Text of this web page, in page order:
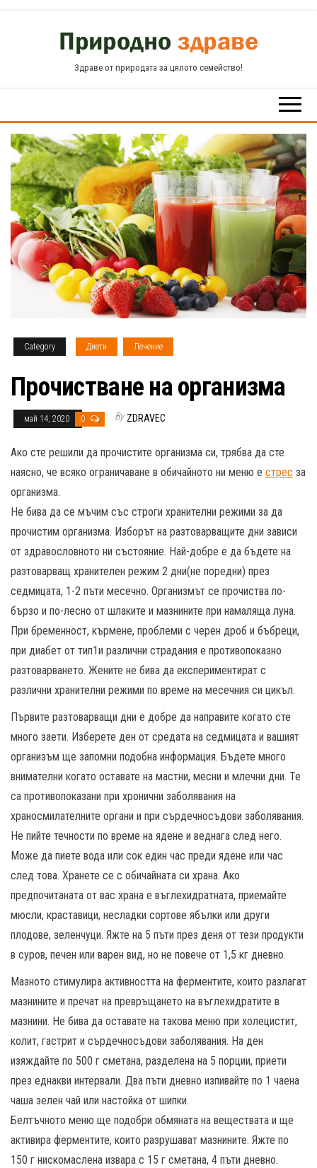
Здраве от природата за цялото семейство!
Category Диети Лечение
Прочистване на организма
май 14, 2020 0 By ZDRAVEC
Ако сте решили да прочистите организма си, трябва да сте
наясно, че всяко ограничаване в обичайното ни меню е стрес за
организма.
Не бива да се мъчим със строги хранителни режими за да
прочистим организма. Изборът на разтоварващите дни зависи
от здравословното ни състояние. Най-добре е да бъдете на
разтоварващ хранителен режим 2 дни(не поредни) през
седмицата, 1-2 пъти месечно. Организмът се прочиства по-
бързо и по-лесно от шлаките и мазнините при намаляща луна.
При бременност, кърмене, проблеми с черен дроб и бъбреци,
при диабет от тип1и различни страдания е противопоказно
разтоварването. Жените не бива да експериментират с
различни хранителни режими по време на месечния си цикъл.
Първите разтоварващи дни е добре да направите когато сте
много заети. Изберете ден от средата на седмицата и вашият
организъм ще запомни подобна информация. Бъдете много
внимателни когато оставате на мастни, месни и млечни дни. Те
са противопоказани при хронични заболявания на
храносмилателните органи и при сърдечносъдови заболявания.
Не пийте течности по време на ядене и веднага след него.
Може да пиете вода или сок един час преди ядене или час
след това. Хранете се с обичайната си храна. Ако
предпочитаната от вас храна е въглехидратната, приемайте
мюсли, краставици, несладки сортове ябълки или други
плодове, зеленчуци. Яжте на 5 пъти през деня от тези продукти
в суров, печен или варен вид, но не повече от 1,5 кг дневно.
Мазното стимулира активността на ферментите, които разлагат
мазнините и пречат на превръщането на въглехидратите в
мазнини. Не бива да оставате на такова меню при холецистит,
колит, гастрит и сърдечносъдови заболявания. На ден
изяждайте по 500 г сметана, разделена на 5 порции, приети
през еднакви интервали. Два пъти дневно изпивайте по 1 чаена
чаша зелен чай или настойка от шипки.
Белтъчното меню ще подобри обмяната на веществата и ще
активира ферментите, които разрушават мазнините. Яжте по
150 г нискомаслена извара с 15 г сметана, 4 пъти дневно.